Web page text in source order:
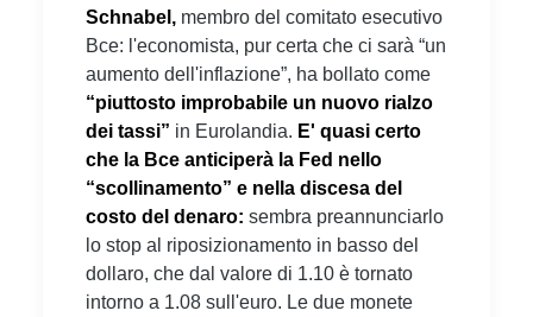
Schnabel, membro del comitato esecutivo
Bce: l'economista, pur certa che ci sarà “un
aumento dell'inflazione”, ha bollato come
“piuttosto improbabile un nuovo rialzo
dei tassi” in Eurolandia. E' quasi certo
che la Bce anticiperà la Fed nello
“scollinamento” e nella discesa del
costo del denaro: sembra preannunciarlo
lo stop al riposizionamento in basso del
dollaro, che dal valore di 1.10 è tornato
intorno a 1.08 sull'euro. Le due monete